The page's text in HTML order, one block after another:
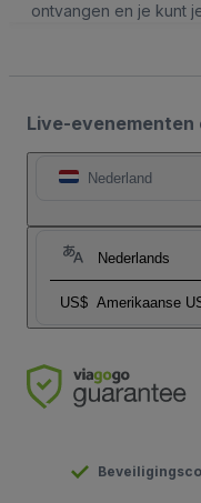
ontvangen en je kunt
Live-evenementen
Nederland
Nederlands
US$ Amerikaanse